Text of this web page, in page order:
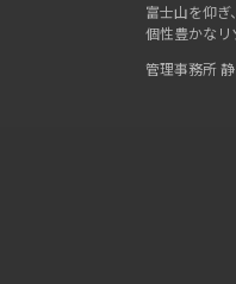
富士山を仰
個性豊かなリ
管理事務所